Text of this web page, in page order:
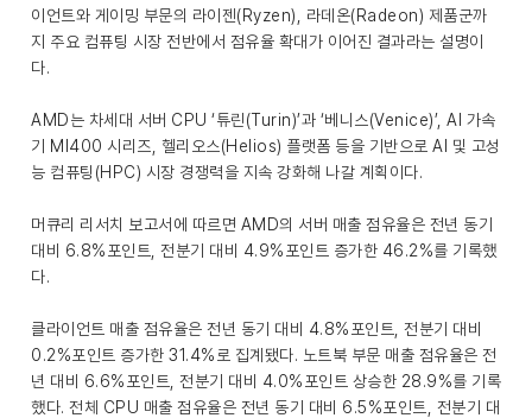
이언트와 게이밍 부문의 라이젠(Ryzen), 라데온(Radeon) 제품군까
지 주요 컴퓨팅 시장 전반에서 점유율 확대가 이어진 결과라는 설명이
다.
AMD는 차세대 서버 CPU ‘튜린(Turin)’과 ‘베니스(Venice)’, AI 가속
기 MI400 시리즈, 헬리오스(Helios) 플랫폼 등을 기반으로 AI 및 고성
능 컴퓨팅(HPC) 시장 경쟁력을 지속 강화해 나갈 계획이다.
머큐리 리서치 보고서에 따르면 AMD의 서버 매출 점유율은 전년 동기
대비 6.8%포인트, 전분기 대비 4.9%포인트 증가한 46.2%를 기록했
다.
클라이언트 매출 점유율은 전년 동기 대비 4.8%포인트, 전분기 대비
0.2%포인트 증가한 31.4%로 집계됐다. 노트북 부문 매출 점유율은 전
년 대비 6.6%포인트, 전분기 대비 4.0%포인트 상승한 28.9%를 기록
했다. 전체 CPU 매출 점유율은 전년 동기 대비 6.5%포인트, 전분기 대